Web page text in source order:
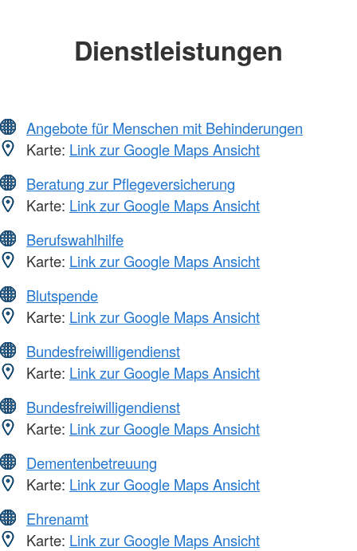
Dienstleistungen
Angebote für Menschen mit Behinderungen
Karte: Link zur Google Maps Ansicht
Beratung zur Pflegeversicherung
Karte: Link zur Google Maps Ansicht
Berufswahlhilfe
Karte: Link zur Google Maps Ansicht
Blutspende
Karte: Link zur Google Maps Ansicht
Bundesfreiwilligendienst
Karte: Link zur Google Maps Ansicht
Bundesfreiwilligendienst
Karte: Link zur Google Maps Ansicht
Dementenbetreuung
Karte: Link zur Google Maps Ansicht
Ehrenamt
Karte: Link zur Google Maps Ansicht